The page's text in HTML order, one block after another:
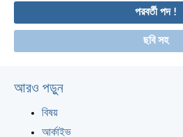
পরবর্তী পদ !
ছবি সহ
আরও পড়ুন
বিষয়
আর্কাইভ